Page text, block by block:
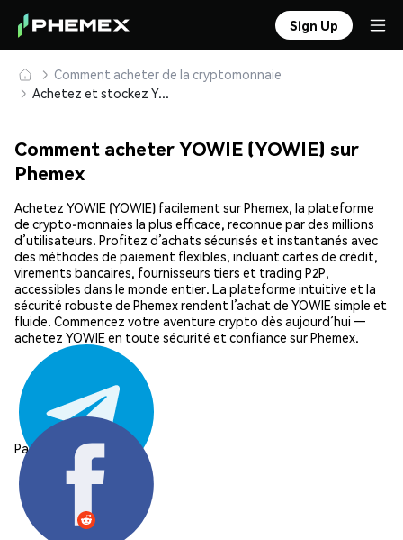
Sign Up
Comment acheter de la cryptomonnaie
Achetez et stockez YOWIE (YOWIE) en toute sécurité
Comment acheter YOWIE (YOWIE) sur
Phemex
Achetez YOWIE (YOWIE) facilement sur Phemex, la plateforme
de crypto-monnaies la plus efficace, reconnue par des millions
d’utilisateurs. Profitez d’achats sécurisés et instantanés avec
des méthodes de paiement flexibles, incluant cartes de crédit,
virements bancaires, fournisseurs tiers et trading P2P,
accessibles dans le monde entier. La plateforme intuitive et la
sécurité robuste de Phemex rendent l’achat de YOWIE simple et
fluide. Commencez votre aventure crypto dès aujourd’hui —
achetez YOWIE en toute sécurité et confiance sur Phemex.
Partager: